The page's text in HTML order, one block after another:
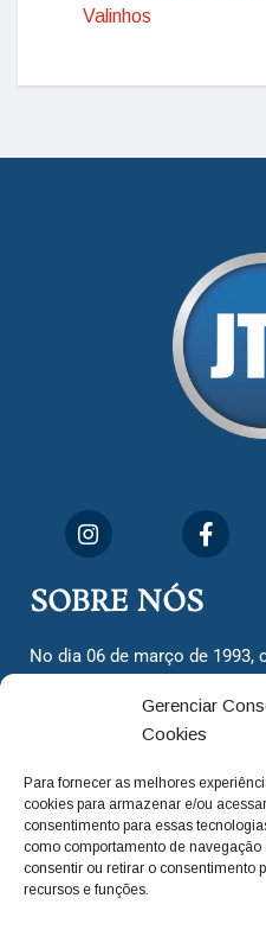
Gerenciar
Cookies
Para fornecer as melhores
cookies para armazenar e/ou
consentimento para essas
como comportamento de
consentir ou retirar o consentimento
recursos e funções.
Valinhos
SOBRE NÓS
No dia 06 de março de
cidadãos valinhenses, já
dois jornais. Há mais de 30
com o foco de trazer as
deixamos de lado as
questionando os órgãos
para a cidade e sempre